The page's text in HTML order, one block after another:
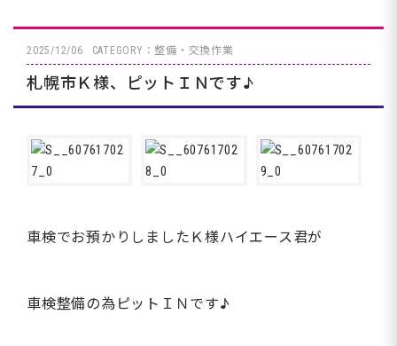
2025/12/06 CATEGORY：整備・交換作業
札幌市Ｋ様、ピットＩＮです♪
車検でお預かりしましたＫ様ハイエース君が
車検整備の為ピットＩＮです♪